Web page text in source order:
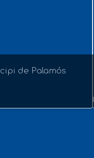
de Palamós